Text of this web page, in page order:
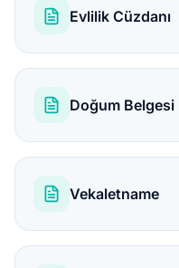
Evlilik Cüzdanı
Doğum Belgesi
Vekaletname